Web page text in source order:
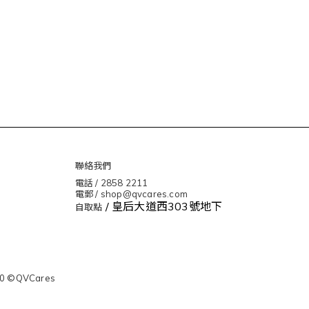
聯絡我們
電話 / 2858 2211
電郵 / shop@qvcares.com
自取點 / 皇后大道西303號地下
©QVCares